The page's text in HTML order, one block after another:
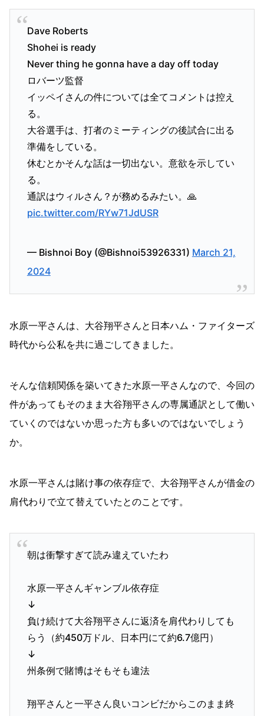
Dave Roberts
Shohei is ready
Never thing he gonna have a day off today
ロバーツ監督
イッペイさんの件については全てコメントは控え
る。
大谷選手は、打者のミーティングの後試合に出る
準備をしている。
休むとかそんな話は一切出ない。意欲を示してい
る。
通訳はウィルさん？が務めるみたい。🙏
pic.twitter.com/RYw71JdUSR
— Bishnoi Boy (@Bishnoi53926331) March 21,
2024
水原一平さんは、大谷翔平さんと日本ハム・ファイターズ
時代から公私を共に過ごしてきました。
そんな信頼関係を築いてきた水原一平さんなので、今回の
件があってもそのまま大谷翔平さんの専属通訳として働い
ていくのではないか思った方も多いのではないでしょう
か。
水原一平さんは賭け事の依存症で、大谷翔平さんが借金の
肩代わりで立て替えていたとのことです。
朝は衝撃すぎて読み違えていたわ
水原一平さんギャンブル依存症
↓
負け続けて大谷翔平さんに返済を肩代わりしても
らう（約450万ドル、日本円にて約6.7億円）
↓
州条例で賭博はそもそも違法
翔平さんと一平さん良いコンビだからこのまま終